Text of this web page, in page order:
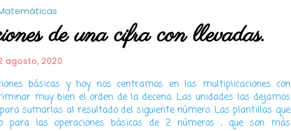
de una cifra con llevadas.
agosto, 2020
básicas y hoy nos centramos en las multiplicaciones con
muy bien el orden de la decena. Las unidades las dejamos
sumarlas al resultado del siguiente número. Las plantillas que
las operaciones básicas de 2 números , que son más